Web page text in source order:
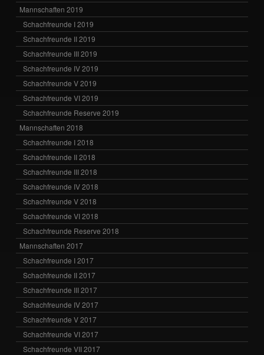
Mannschaften 2019
Schachfreunde I 2019
Schachfreunde II 2019
Schachfreunde III 2019
Schachfreunde IV 2019
Schachfreunde V 2019
Schachfreunde VI 2019
Schachfreunde Reserve 2019
Mannschaften 2018
Schachfreunde I 2018
Schachfreunde II 2018
Schachfreunde III 2018
Schachfreunde IV 2018
Schachfreunde V 2018
Schachfreunde VI 2018
Schachfreunde Reserve 2018
Mannschaften 2017
Schachfreunde I 2017
Schachfreunde II 2017
Schachfreunde III 2017
Schachfreunde IV 2017
Schachfreunde V 2017
Schachfreunde VI 2017
Schachfreunde VII 2017